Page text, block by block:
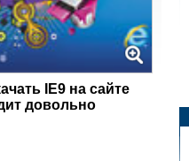
IE9 на сайте
довольно